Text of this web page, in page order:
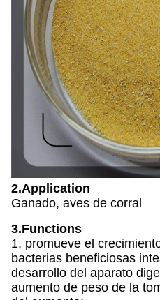
2.Application
Ganado, aves de corral
3.Functions
1, promueve el
bacterias beneficiosas
desarrollo del aparato
aumento de peso de la